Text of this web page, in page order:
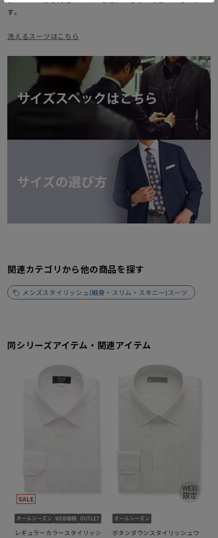
す。
洗えるスーツはこちら
関連カテゴリから他の商品を探す
メンズスタイリッシュ(細身・スリム・スキニー)スーツ
同シリーズアイテム・関連アイテム
レギュラーカラースタイリッシ
ボタンダウンスタイリッシュワ